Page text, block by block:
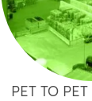
PET TO